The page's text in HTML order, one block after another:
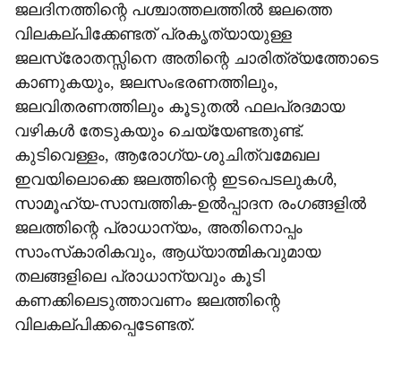
ജലദിനത്തിന്റെ പശ്ചാത്തലത്തില്‍ ജലത്തെ
വിലകല്പിക്കേണ്ടത് പ്രകൃത്യായുള്ള
ജലസ്രോതസ്സിനെ അതിന്റെ ചാരിത്ര്യത്തോടെ
കാണുകയും, ജലസംഭരണത്തിലും,
ജലവിതരണത്തിലും കൂടുതല്‍ ഫലപ്രദമായ
വഴികള്‍ തേടുകയും ചെയ്യേണ്ടതുണ്ട്.
കുടിവെള്ളം, ആരോഗ്യ-ശുചിത്വമേഖല
ഇവയിലൊക്കെ ജലത്തിന്റെ ഇടപെടലുകള്‍,
സാമൂഹ്യ-സാമ്പത്തിക-ഉല്‍പ്പാദന രംഗങ്ങളില്‍
ജലത്തിന്റെ പ്രാധാന്യം, അതിനൊപ്പം
സാംസ്‌കാരികവും, ആധ്യാത്മികവുമായ
തലങ്ങളിലെ പ്രാധാന്യവും കൂടി
കണക്കിലെടുത്താവണം ജലത്തിന്റെ
വിലകല്പിക്കപ്പെടേണ്ടത്.